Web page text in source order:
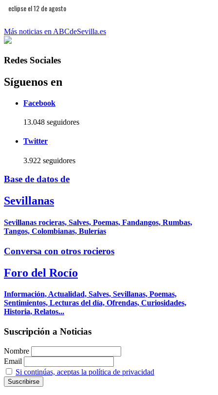
eclipse el 12 de agosto
Más noticias en ABCdeSevilla.es
Redes Sociales
Síguenos en
Facebook
13.048 seguidores
Twitter
3.922 seguidores
Base de datos de
Sevillanas
Sevillanas rocieras, Salves, Poemas, Fandangos, Rumbas,
Tangos, Colombianas, Bulerías
Conversa con otros rocieros
Foro del Rocío
Información, Actualidad, Salves, Sevillanas, Poemas,
Sentimientos, Lecturas del día, Ofrendas, Curiosidades,
Historia, Relatos...
Suscripción a Noticias
Nombre
Email
Si continúas, aceptas la política de privacidad